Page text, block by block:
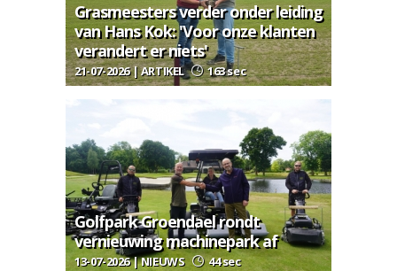
Grasmeesters verder onder leiding
van Hans Kok: 'Voor onze klanten
verandert er niets'
21-07-2026 | ARTIKEL 163 sec
Golfpark Groendael rondt
vernieuwing machinepark af
13-07-2026 | NIEUWS 44 sec